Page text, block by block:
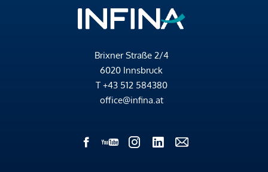
Brixner Straße 2/4
6020 Innsbruck
T +43 512 584380
office@infina.at